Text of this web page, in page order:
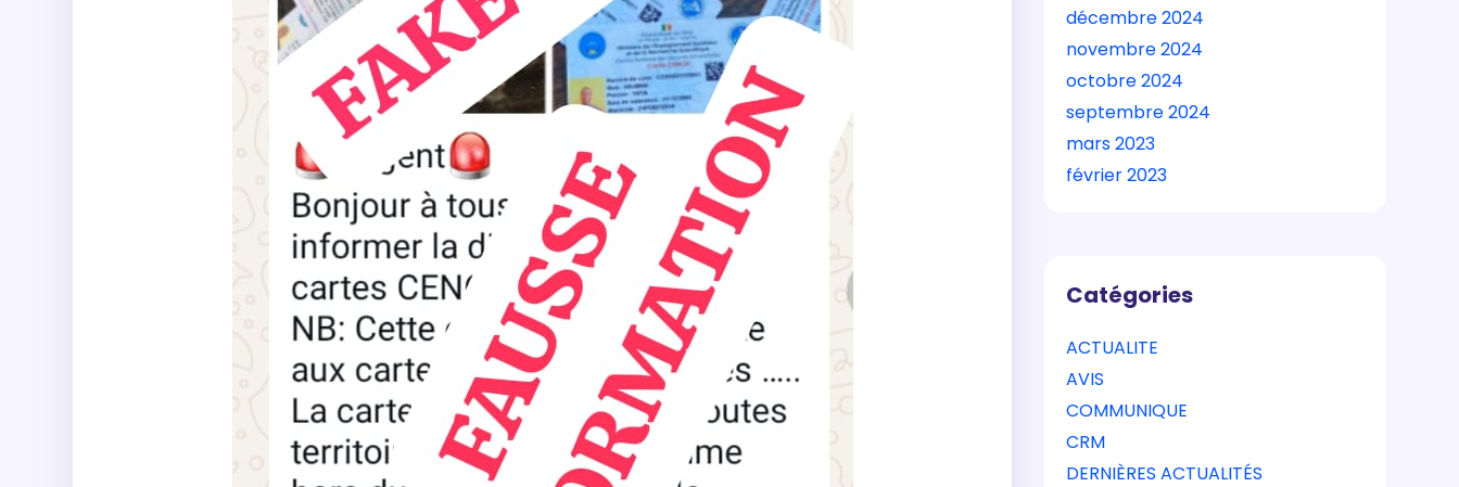
décembre 2024
novembre 2024
octobre 2024
septembre 2024
mars 2023
février 2023
Catégories
ACTUALITE
AVIS
COMMUNIQUE
CRM
DERNIÈRES ACTUALITÉS